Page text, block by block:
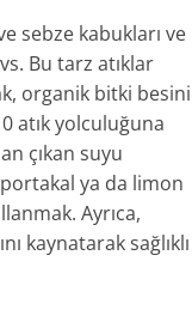
sebze kabukları ve
Bu tarz atıklar
organik bitki besini
atık yolculuğuna
çıkan suyu
ya da limon
Ayrıca,
kaynatarak sağlıklı